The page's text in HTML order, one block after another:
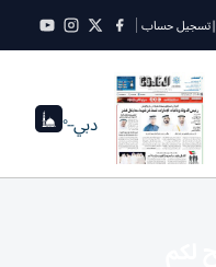
|تسجيل حساب
دبي--°